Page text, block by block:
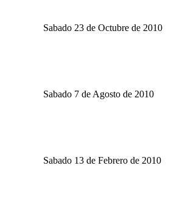
Sabado 23 de Octubre de 2010
Sabado 7 de Agosto de 2010
Sabado 13 de Febrero de 2010